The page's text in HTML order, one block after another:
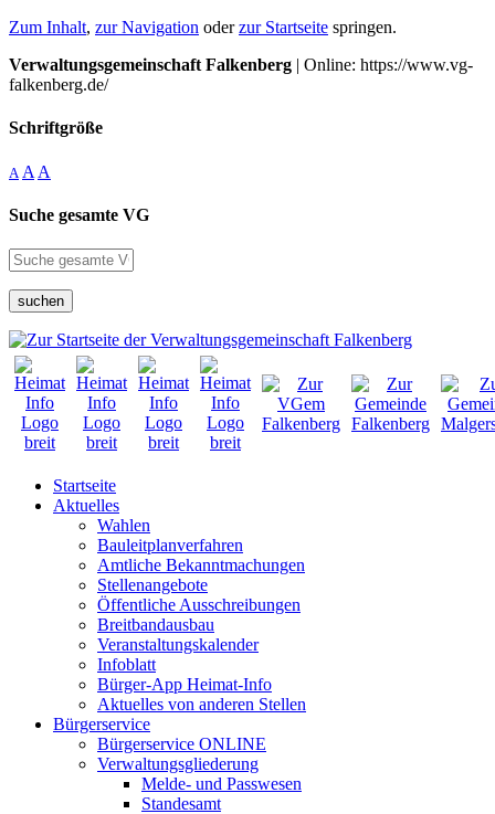
Zum Inhalt, zur Navigation oderzur Startseite springen.
Verwaltungsgemeinschaft Falkenberg | Online: https://www.vg-
falkenberg.de/
Schriftgröße
A A A
Suche gesamte VG
suchen
Startseite
Aktuelles
Wahlen
Bauleitplanverfahren
Amtliche Bekanntmachungen
Stellenangebote
Öffentliche Ausschreibungen
Breitbandausbau
Veranstaltungskalender
Infoblatt
Bürger-App Heimat-Info
Aktuelles von anderen Stellen
Bürgerservice
Bürgerservice ONLINE
Verwaltungsgliederung
Melde- und Passwesen
Standesamt